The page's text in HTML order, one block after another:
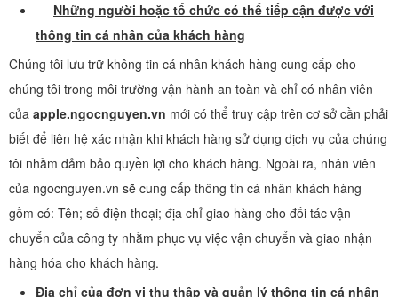
Những người hoặc tổ chức có thể tiếp cận được với
thông tin cá nhân của khách hàng
Chúng tôi lưu trữ không tin cá nhân khách hàng cung cấp cho
chúng tôi trong môi trường vận hành an toàn và chỉ có nhân viên
của apple.ngocnguyen.vn mới có thể truy cập trên cơ sở cần phải
biết để liên hệ xác nhận khi khách hàng sử dụng dịch vụ của chúng
tôi nhằm đảm bảo quyền lợi cho khách hàng. Ngoài ra, nhân viên
của ngocnguyen.vn sẽ cung cấp thông tin cá nhân khách hàng
gồm có: Tên; số điện thoại; địa chỉ giao hàng cho đối tác vận
chuyển của công ty nhằm phục vụ việc vận chuyển và giao nhận
hàng hóa cho khách hàng.
Địa chỉ của đơn vị thu thập và quản lý thông tin cá nhân